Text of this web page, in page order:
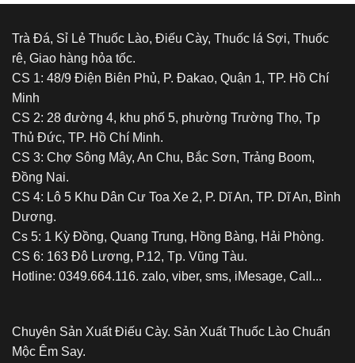
Trà Đá, Sỉ Lẻ Thuốc Lào, Điếu Cày, Thuốc lá Sợi, Thuốc
rê, Giao hàng hỏa tốc.
CS 1: 48/9 Điện Biên Phủ, P. Đakao, Quận 1, TP. Hồ Chí
Minh
CS 2: 28 đường 4, khu phố 5, phường Trường Thọ, Tp
Thủ Đức, TP. Hồ Chí Minh.
CS 3: Chợ Sông Mây, An Chu, Bắc Sơn, Trảng Boom,
Đồng Nai.
CS 4: Lô 5 Khu Dân Cư Toa Xe 2, P. Dĩ An, TP. Dĩ An, Bình
Dương.
Cs 5: 1 Kỳ Đồng, Quang Trung, Hồng Bàng, Hải Phòng.
CS 6: 163 Đô Lương, P.12, Tp. Vũng Tàu.
Hotline: 0349.664.116. zalo, viber, sms, iMesage, Call...
Chuyên Sản Xuất Điếu Cày. Sản Xuất Thuốc Lào Chuẩn
Mộc Êm Say.